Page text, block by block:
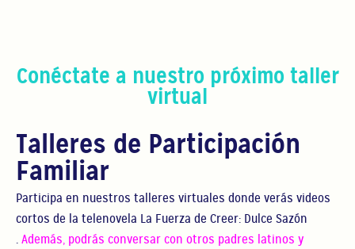
Conéctate a nuestro próximo taller
virtual
Talleres de Participación
Familiar
Participa en nuestros talleres virtuales donde verás videos
cortos de la telenovela La Fuerza de Creer: Dulce Sazón
. Además, podrás conversar con otros padres latinos y